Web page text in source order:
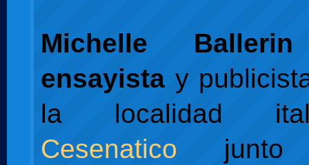
Michelle Ballerin
ensayistay
la localidad
Cesenatico junto